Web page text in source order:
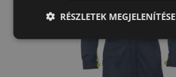
RÉSZLETEK MEGJELENÍTÉSE